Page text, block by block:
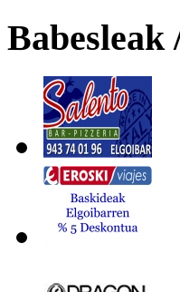
Babesleak